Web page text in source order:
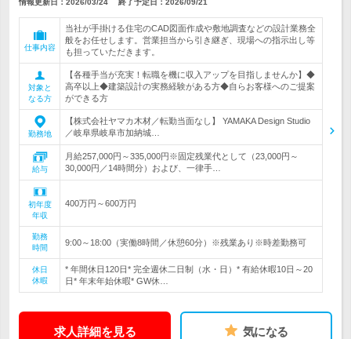
情報更新日：2026/03/24 終了予定日： 2026/09/21
仕事内容
当社が手掛ける住宅のCAD図面作成や敷地調査などの設計業務全
般をお任せします。営業担当から引き継ぎ、現場への指示出し等
も担っていただきます。
対象と
なる方
【各種手当が充実！転職を機に収入アップを目指しませんか】◆
高卒以上◆建築設計の実務経験がある方◆自らお客様へのご提案
ができる方
勤務地
【株式会社ヤマカ木材／転勤当面なし】 YAMAKA Design Studio
／岐阜県岐阜市加納城…
給与
月給257,000円～335,000円※固定残業代として（23,000円～
30,000円／14時間分）および、一律手…
初年度
年収
400万円～600万円
勤務
時間
9:00～18:00（実働8時間／休憩60分）※残業あり※時差勤務可
休日
休暇
* 年間休日120日* 完全週休二日制（水・日）* 有給休暇10日～20
日* 年末年始休暇* GW休…
求人詳細を見る 気になる